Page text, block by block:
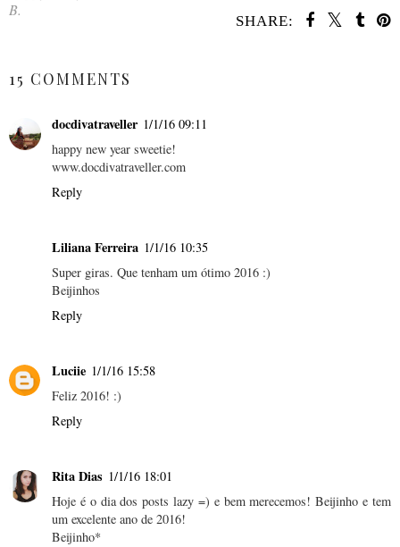
B.
SHARE:
15 COMMENTS
docdivatraveller 1/1/16 09:11
happy new year sweetie!
www.docdivatraveller.com
Reply
Liliana Ferreira 1/1/16 10:35
Super giras. Que tenham um ótimo 2016 :)
Beijinhos
Reply
Luciie 1/1/16 15:58
Feliz 2016! :)
Reply
Rita Dias 1/1/16 18:01
Hoje é o dia dos posts lazy =) e bem merecemos! Beijinho e tem
um excelente ano de 2016!
Beijinho*